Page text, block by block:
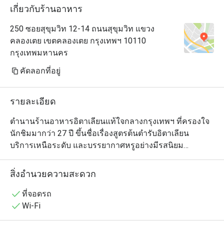
เกี่ยวกับร้านอาหาร
250 ซอยสุขุมวิท 12-14 ถนนสุขุมวิท แขวง
คลองเตย เขตคลองเตย กรุงเทพฯ 10110
กรุงเทพมหานคร
คัดลอกที่อยู่
รายละเอียด
ตำนานร้านอาหารอิตาเลียนแท้ใจกลางกรุงเทพฯ ที่ครองใจ
นักชิมมากว่า 27 ปี ขึ้นชื่อเรื่องสูตรต้นตำรับอิตาเลียน
บริการเหนือระดับ และบรรยากาศหรูอย่างมีรสนิยม
ตลอดหลายปีที่ผ่านมา ร้านยังต้อนรับเชฟเจ้าของดาวมิชลิน
จากหลากภูมิภาคของอิตาลี เชื่อมโยงกับรากวัฒนธรรมท้อง
รอสซินีส์ มอบประสบการณ์อาหารสุดคลาสสิกที่หยั่งรากใน
มรดกทางรสชาติ ถ่ายทอดด้วยความมั่นใจอย่างสง่างาม
สิ่งอำนวยความสะดวก
ที่จอดรถ
Wi-Fi